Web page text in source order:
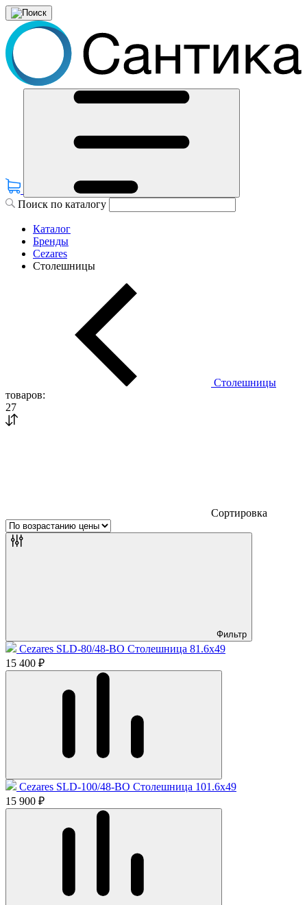
Поиск по каталогу
Каталог
Бренды
Cezares
Столешницы
Столешницы
товаров:
27
Сортировка
Фильтр
Cezares SLD-80/48-BO Столешница 81.6x49
15 400 ₽
Cezares SLD-100/48-BO Столешница 101.6x49
15 900 ₽